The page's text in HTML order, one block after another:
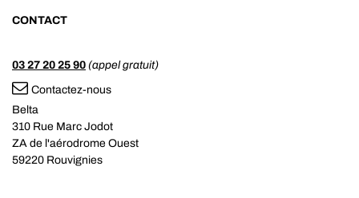
CONTACT
03 27 20 25 90 (appel gratuit)
Contactez-nous
Belta
310 Rue Marc Jodot
ZA de l'aérodrome Ouest
59220 Rouvignies